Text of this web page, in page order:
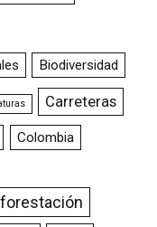
Biodiversidad
Carreteras
Colombia